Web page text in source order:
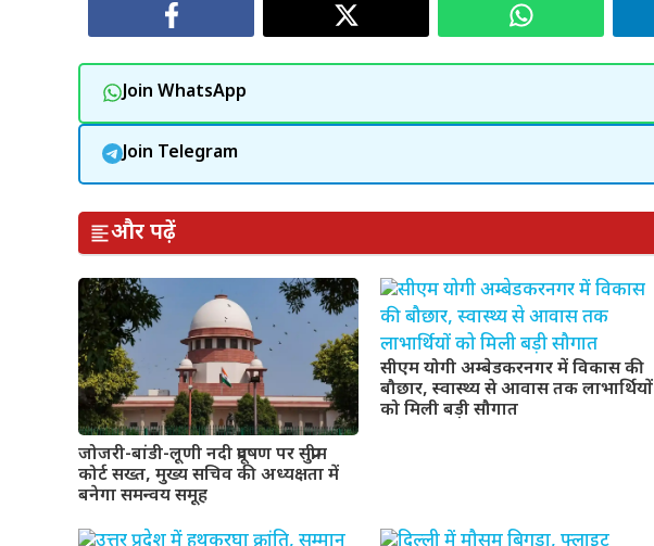
Join WhatsApp
Join Telegram
और पढ़ें
जोजरी-बांडी-लूणी नदी प्रदूषण पर सुप्रीम
कोर्ट सख्त, मुख्य सचिव की अध्यक्षता में
बनेगा समन्वय समूह
सीएम योगी अम्बेडकरनगर में विकास की
बौछार, स्वास्थ्य से आवास तक लाभार्थियों
को मिली बड़ी सौगात